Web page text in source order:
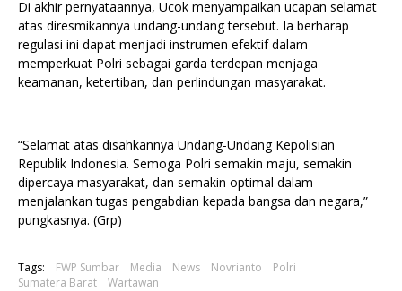
Di akhir pernyataannya, Ucok menyampaikan ucapan selamat
atas diresmikannya undang-undang tersebut. Ia berharap
regulasi ini dapat menjadi instrumen efektif dalam
memperkuat Polri sebagai garda terdepan menjaga
keamanan, ketertiban, dan perlindungan masyarakat.
“Selamat atas disahkannya Undang-Undang Kepolisian
Republik Indonesia. Semoga Polri semakin maju, semakin
dipercaya masyarakat, dan semakin optimal dalam
menjalankan tugas pengabdian kepada bangsa dan negara,”
pungkasnya. (Grp)
Tags: FWP Sumbar Media News Novrianto
Polri
Sumatera Barat
Wartawan